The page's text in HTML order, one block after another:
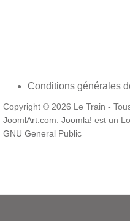
Conditions générales
Copyright © 2026 Le Train -
JoomlArt.com. Joomla! est un
GNU General Public